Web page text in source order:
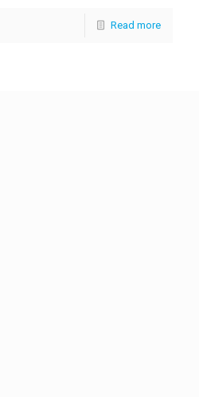
Read more